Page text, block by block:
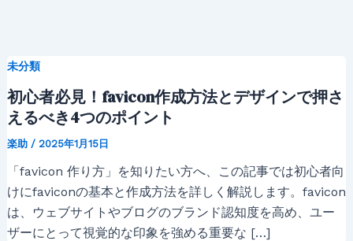
未分類
初心者必見！favicon作成方法とデザインで押さ
えるべき4つのポイント
楽助 / 2025年1月15日
「favicon 作り方」を知りたい方へ、この記事では初心者向
けにfaviconの基本と作成方法を詳しく解説します。favicon
は、ウェブサイトやブログのブランド認知度を高め、ユー
ザーにとって視覚的な印象を強める重要な […]